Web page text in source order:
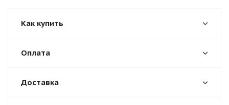
Как купить
Оплата
Доставка